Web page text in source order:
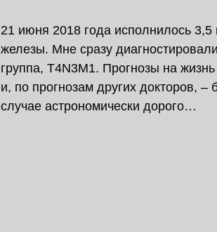
21 июня 2018 года исполнилось
железы. Мне сразу
группа, T4N3M1. Прогнозы на
и, по прогнозам других докторов,
случае астрономически дорого…